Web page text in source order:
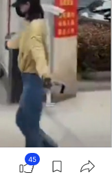
45